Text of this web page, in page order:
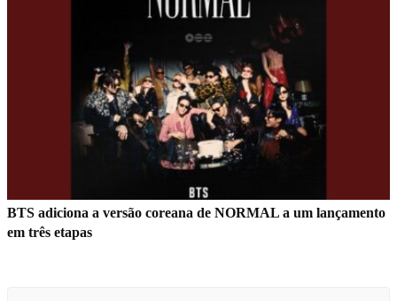
BTS adiciona a versão coreana de NORMAL a um lançamento
em três etapas